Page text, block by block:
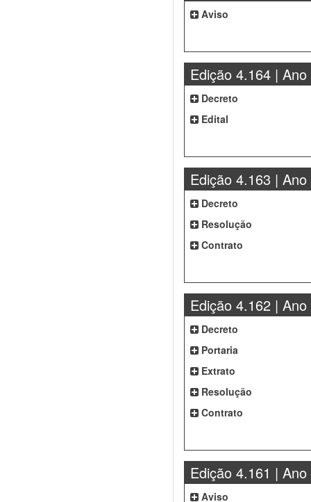
Aviso
Edição 4.164 | Ano
Decreto
Edital
Edição 4.163 | Ano
Decreto
Resolução
Contrato
Edição 4.162 | Ano
Decreto
Portaria
Extrato
Resolução
Contrato
Edição 4.161 | Ano
Aviso